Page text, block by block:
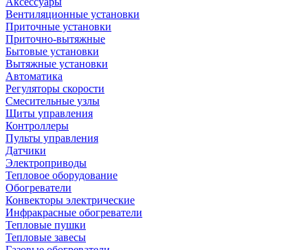
Вентиляционные установки
Приточные установки
Приточно-вытяжные
Бытовые установки
Вытяжные установки
Автоматика
Регуляторы скорости
Смесительные узлы
Щиты управления
Контроллеры
Пульты управления
Датчики
Электроприводы
Тепловое оборудование
Обогреватели
Конвекторы электрические
Инфракрасные обогреватели
Тепловые пушки
Тепловые завесы